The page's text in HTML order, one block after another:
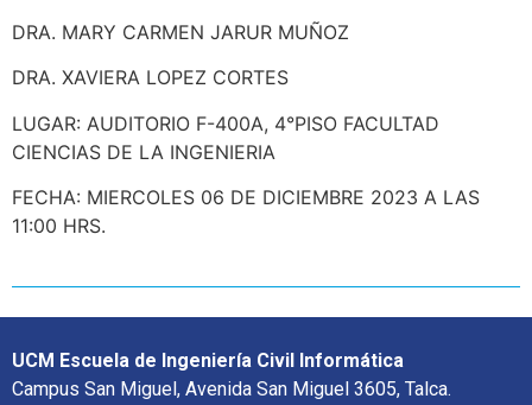
DRA. MARY CARMEN JARUR MUÑOZ
DRA. XAVIERA LOPEZ CORTES
LUGAR: AUDITORIO F-400A, 4°PISO FACULTAD
CIENCIAS DE LA INGENIERIA
FECHA: MIERCOLES 06 DE DICIEMBRE 2023 A LAS
11:00 HRS.
UCM Escuela de Ingeniería Civil Informática
Campus San Miguel, Avenida San Miguel 3605, Talca.